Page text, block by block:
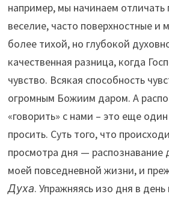
например, мы начинаем отличать
веселие, часто поверхностные и
более тихой, но глубокой
качественная разница, когда
чувство. Всякая способность
огромным Божиим даром. А
«говорить» с нами – это еще
просить. Суть того, что
просмотра дня — распознавание
моей повседневной жизни, и
Духа. Упражняясь изо дня в день